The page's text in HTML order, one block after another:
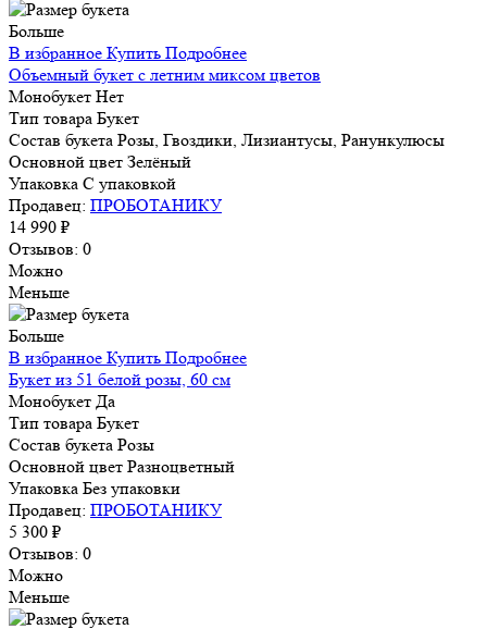
Больше
В избранное Купить Подробнее
Объемный букет с летним миксом цветов
Монобукет Нет
Тип товара Букет
Состав букета Розы, Гвоздики, Лизиантусы, Ранункулюсы
Основной цвет Зелёный
Упаковка С упаковкой
Продавец: ПРОБОТАНИКУ
14 990 ₽
Отзывов: 0
Можно
Меньше
Больше
В избранное Купить Подробнее
Букет из 51 белой розы, 60 см
Монобукет Да
Тип товара Букет
Состав букета Розы
Основной цвет Разноцветный
Упаковка Без упаковки
Продавец: ПРОБОТАНИКУ
5 300 ₽
Отзывов: 0
Можно
Меньше